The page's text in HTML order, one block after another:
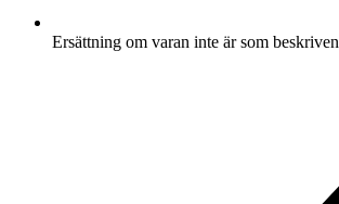
Ersättning om varan inte är som beskriven